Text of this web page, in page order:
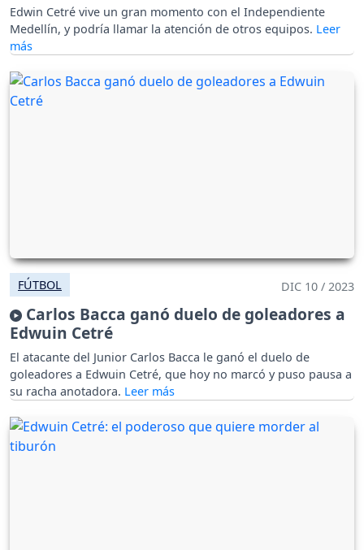
Edwin Cetré vive un gran momento con el Independiente
Medellín, y podría llamar la atención de otros equipos.
FÚTBOL DIC 10 / 2023
Carlos Bacca ganó duelo de goleadores a
Edwuin Cetré
El atacante del Junior Carlos Bacca le ganó el duelo de
goleadores a Edwuin Cetré, que hoy no marcó y puso pausa a
su racha anotadora.